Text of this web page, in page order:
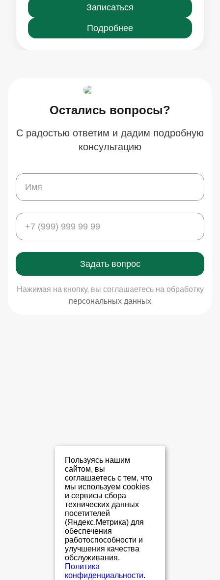
Записаться
Подробнее
Остались вопросы?
С радостью ответим и дадим подробную
консультацию
Задать вопрос
Нажимая на кнопку, вы соглашаетесь на обработку
персональных данных
Пользуясь нашим
сайтом, вы
соглашаетесь с тем, что
мы используем cookies
и сервисы сбора
технических данных
посетителей
(Яндекс.Метрика) для
обеспечения
работоспособности и
улучшения качества
обслуживания.
Политика
конфиденциальности.